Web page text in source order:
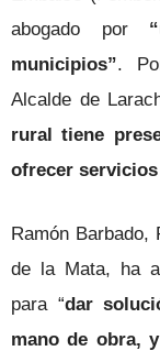
abogado por
municipios”.
Alcalde de
rural tiene
ofrecer
Ramón Barbado,
de la Mata, ha
para “dar
mano de obra,